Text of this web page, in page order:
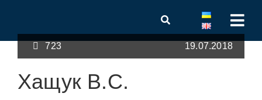
723 19.07.2018
Хащук В.С.